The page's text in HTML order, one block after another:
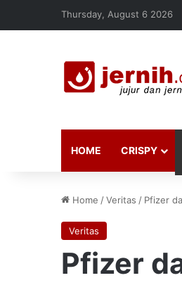
Thursday, August 6 2026
HOME CRISPY
Home /Veritas / Pfizer
Veritas
Pfizer